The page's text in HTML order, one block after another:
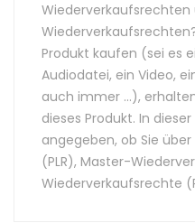
Wiederverkaufsrechten
Produkt kaufen (sei es
Audiodatei, ein Video,
auch immer …),
dieses Produkt. In
angegeben, ob Sie
(PLR), Master-
Wiederverkaufsrechte